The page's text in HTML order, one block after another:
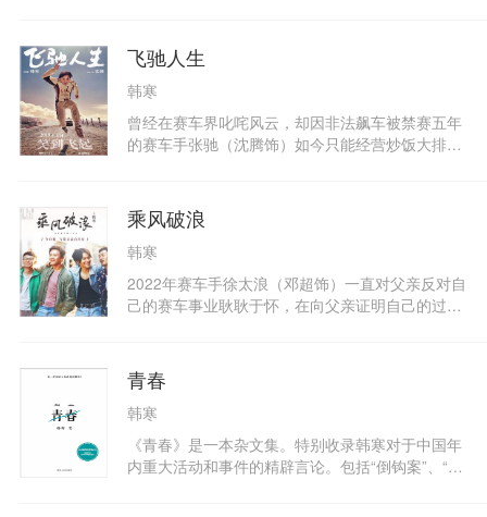
限或者别的什么放弃阅读。世界上那么多纷纷扰
扰，能真正和你产生关系的并不多。愿读者享受阅
读的简单快乐，复杂世界里，读《一个》就够了。
背景资料：“ONE?一个”原本是2012年6月韩寒发布
的阅读应用，内容在复杂的世界里显得特别简单，
小时，就超过众多热门游戏与应用，成为App Stor
e中国区免费总榜第一名。一年后，它有了几百万
用户。作为一个文艺阅读APP，它甚至还拉到了NI
了，《很高兴见到你》是第一本，未来还会有。在
书里看文字和图片，总是更容易让读者感动。
十本中不一定有一本。我自己很喜欢这本书里面的
语言段落。有的时候自己被自己吓倒，觉得怎么写
那么好，现在的我，未必能想得出——这个想法在
我翻看我的上一本书的时候永远存在。《三重
门》、《像少年啦飞驰》都是经过，后来有了我喜
欢的《长安乱》和《一座城池》。一些人问我，你
的不足，聪明人自然会自己发现，如果自己不满
意，自然会修改。我们不能将风格称为缺点，纠正
一切的所谓缺点，就是埋没所有的优点。
飞驰人生
韩寒
曾经在赛车界叱咤风云，却因非法飙车被禁赛五年
的赛车手张驰（沈腾饰）如今只能经营炒饭大排
没车没队友，甚至驾照都得重新考。他找来曾经的
搭档兼领航员孙宇强（尹正饰）和昔日车队技师记
星（张本煜饰）帮忙，好不容易凑齐了装备准备参
赛，领航员孙宇强却又出了事故。
乘风破浪
韩寒
2022年赛车手徐太浪（邓超饰）一直对父亲反对自
己的赛车事业耿耿于怀，在向父亲证明自己的过程
厅老板的阿正（彭于晏饰）、程序员小马（董子健
饰）、六一（高华阳饰）和阿正的女友小花（赵丽
颖饰）。阿浪与“正太帮”好兄弟一起饮酒高歌、惩
恶扬善、携手制霸亭林镇，一同闯过许多奇幻的经
历后，阿浪对自己的身世有了更多的了解。
青春
韩寒
《青春》是一本杂文集。特别收录韩寒对于中国年
内重大活动和事件的精辟言论。包括“倒钩案”、“荆